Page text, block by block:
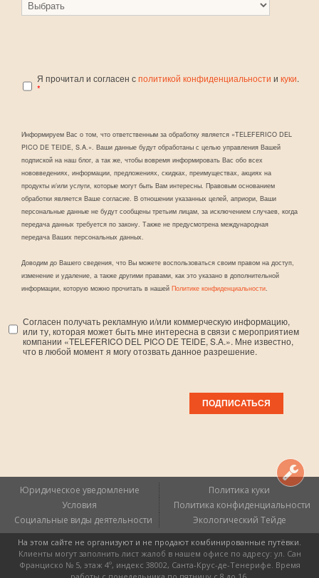
Я прочитал и согласен сполитикой конфиденциальности и куки.
*
Информируем Вас о том, что ответственным за обработку является «TELEFERICO DEL
PICO DE TEIDE, S.A.». Ваши данные будут обработаны с целью управления Вашей
подпиской на наш блог, а так же, чтобы вовремя информировать Вас обо всех
нововведениях, информации, предложениях, скидках, преимуществах, акциях на
продукты и/или услуги, которые могут быть Вам интересны. Правовым основанием
обработки является Ваше согласие. В отношении указанных целей, априори, Ваши
персональные данные не будут сообщены третьим лицам, за исключением случаев, когда
передача данных требуется по закону. Также не предусмотрена международная
передача Ваших персональных данных.
Доводим до Вашего сведения, что Вы можете воспользоваться своим правом на доступ,
изменение и удаление, а также другими правами, как это указано в дополнительной
информации, которую можно прочитать в нашей Политике конфиденциальности.
Согласен получать рекламную и/или коммерческую информацию,
или ту, которая может быть мне интересна в связи с мероприятием
компании «TELEFERICO DEL PICO DE TEIDE, S.A.». Мне известно,
что в любой момент я могу отозвать данное разрешение.
Юридическое уведомление
Политика куки
Условия
Политика конфиденциальности
Социальные виды деятельности
Экологический Тейде
На этом сайте не организуют и не продают комбинированные путёвки.
Клиенты могут заполнить лист жалоб в нашем офисе по адресу: ул. Сан
Франциско № 5, этаж 4º, индекс 38002, Санта-Крус-де-Тенерифе. Время